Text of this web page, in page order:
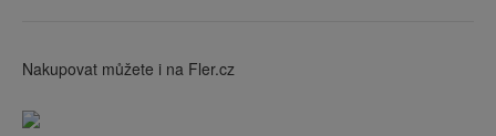
Nakupovat můžete i na Fler.cz